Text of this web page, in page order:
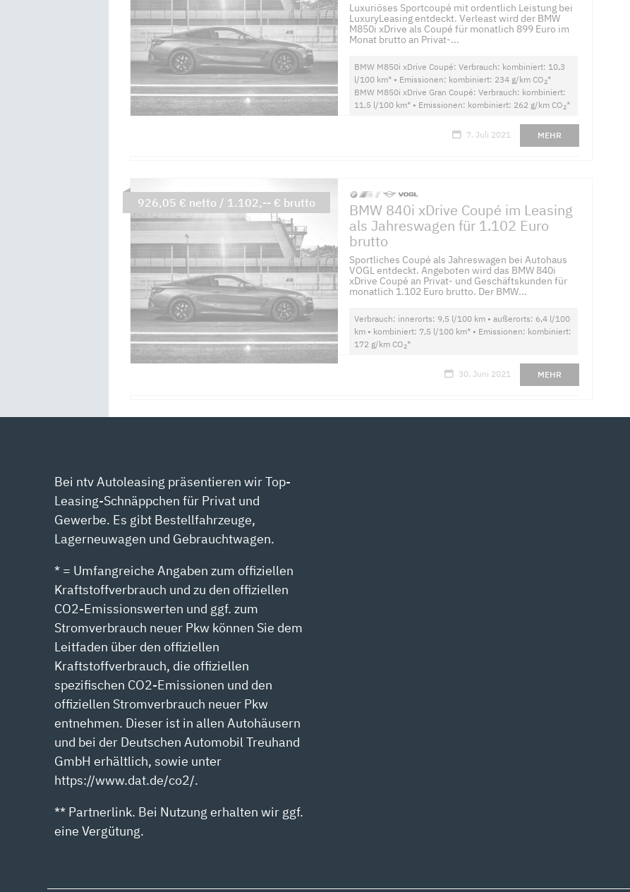
Luxuriöses Sportcoupé mit ordentlich Leistung bei
LuxuryLeasing entdeckt. Verleast wird der BMW
M850i xDrive als Coupé für monatlich 899 Euro im
Monat brutto an Privat-...
BMW M850i xDrive Coupé: Verbrauch: kombiniert: 10,3
l/100 km* • Emissionen: kombiniert: 234 g/km CO2*
BMW M850i xDrive Gran Coupé: Verbrauch: kombiniert:
11,5 l/100 km* • Emissionen: kombiniert: 262 g/km CO2*
7. Juli 2021 MEHR
BMW 840i xDrive Coupé im Leasing
als Jahreswagen für 1.102 Euro
brutto
Sportliches Coupé als Jahreswagen bei Autohaus
VOGL entdeckt. Angeboten wird das BMW 840i
xDrive Coupé an Privat- und Geschäftskunden für
monatlich 1.102 Euro brutto. Der BMW...
Verbrauch: innerorts: 9,5 l/100 km • außerorts: 6,4 l/100
km • kombiniert: 7,5 l/100 km* • Emissionen: kombiniert:
172 g/km CO2*
30. Juni 2021 MEHR
926,05 € netto / 1.102,-- € brutto
Bei ntv Autoleasing präsentieren wir Top-
Leasing-Schnäppchen für Privat und
Gewerbe. Es gibt Bestellfahrzeuge,
Lagerneuwagen und Gebrauchtwagen.
* = Umfangreiche Angaben zum offiziellen
Kraftstoffverbrauch und zu den offiziellen
CO2-Emissionswerten und ggf. zum
Stromverbrauch neuer Pkw können Sie dem
Leitfaden über den offiziellen
Kraftstoffverbrauch, die offiziellen
spezifischen CO2-Emissionen und den
offiziellen Stromverbrauch neuer Pkw
entnehmen. Dieser ist in allen Autohäusern
und bei der Deutschen Automobil Treuhand
GmbH erhältlich, sowie unter
https://www.dat.de/co2/.
** Partnerlink. Bei Nutzung erhalten wir ggf.
eine Vergütung.